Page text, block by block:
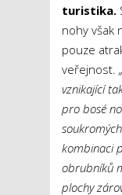
turistika.
nohy však
pouze
veřejnost.
vznikající
pro bosé
kombinaci
obrubníků
plochy